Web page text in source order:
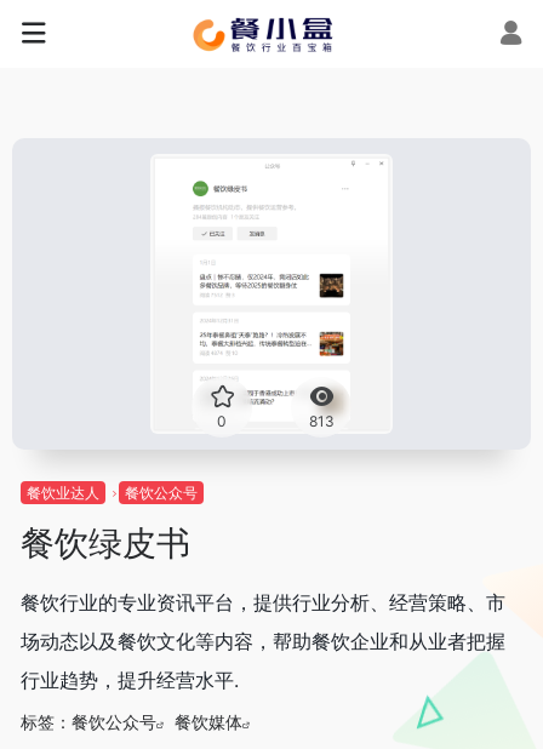
0 813
餐饮业达人 餐饮公众号
餐饮绿皮书
餐饮行业的专业资讯平台，提供行业分析、经营策略、市
场动态以及餐饮文化等内容，帮助餐饮企业和从业者把握
行业趋势，提升经营水平.
标签： 餐饮公众号 餐饮媒体